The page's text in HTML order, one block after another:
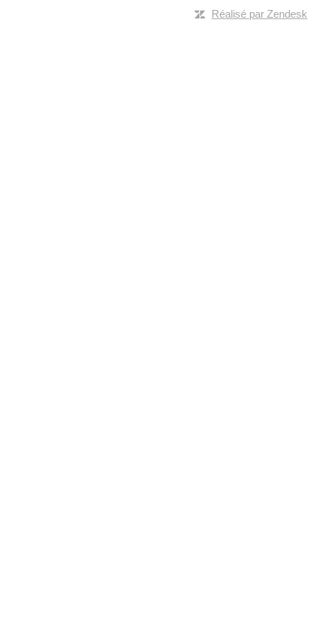
Réalisé par Zendesk